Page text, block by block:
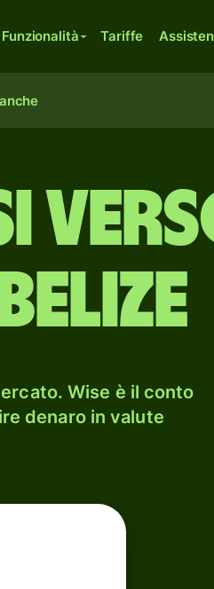
Funzionalità Tariffe
Wise è il conto
denaro in valute